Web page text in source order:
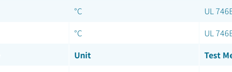
°C
UL
°C
UL
Unit
Test